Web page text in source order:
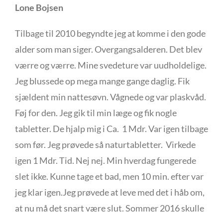
Lone Bojsen
Tilbage til 2010 begyndte jeg at komme i den gode
alder som man siger. Overgangsalderen. Det blev
værre og værre. Mine svedeture var uudholdelige.
Jeg blussede op mega mange gange daglig. Fik
sjældent min nattesøvn. Vågnede og var plaskvåd.
Føj for den. Jeg gik til min læge og fik nogle
tabletter. De hjalp mig i Ca. 1 Mdr. Var igen tilbage
som før. Jeg prøvede så naturtabletter. Virkede
igen 1 Mdr. Tid. Nej nej. Min hverdag fungerede
slet ikke. Kunne tage et bad, men 10 min. efter var
jeg klar igen.Jeg prøvede at leve med det i håb om,
at nu må det snart være slut. Sommer 2016 skulle